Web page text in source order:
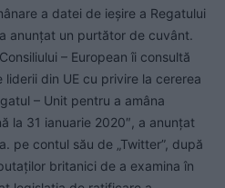
a datei de ieşire a Regatului
anunţat un purtător de cuvânt.
– European îi consultă
liderii din UE cu privire la cererea
– Unit pentru a amâna
la 31 ianuarie 2020″, a anunţat
pe contul său de „Twitter”, după
britanici de a examina în